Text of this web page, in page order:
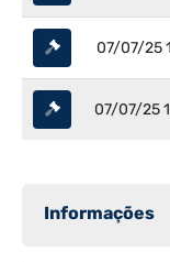
07/07/25
07/07/25
Informações